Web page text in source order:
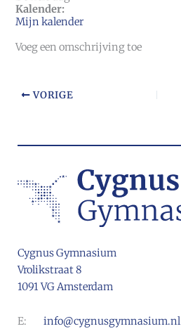
Kalender:
Mijn kalender
Voeg een omschrijving toe
VORIGE
Cygnus Gymnasium
Vrolikstraat 8
1091 VG Amsterdam
E: info@cygnusgymnasium.nl